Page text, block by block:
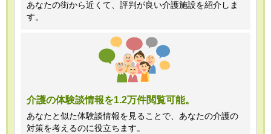
あなたの街から近くて、評判が良い介護施設を紹介しま
す。
介護の体験談情報を1.2万件閲覧可能。
あなたと似た体験談情報を見ることで、あなたの介護の
対策を考えるのに役立ちます。